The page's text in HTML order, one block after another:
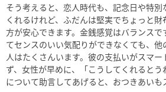
そう考えると、恋人時代も、記念日や特
くれるけれど、ふだんは堅実でちょっと
方が安心できます。金銭感覚はバランスで
てセンスのいい気配りができなくても、
人はたくさんいます。彼の支払いがスマ
ず、女性が早めに、「こうしてくれると
について助言してあげると、おつきあいも